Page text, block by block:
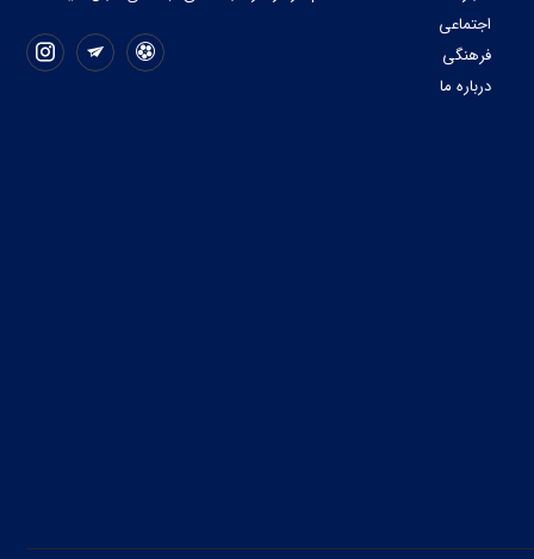
اجتماعی
فرهنگی
درباره ما